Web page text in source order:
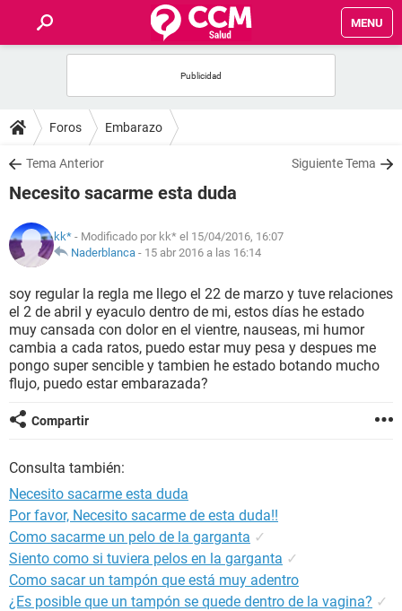
MENU
FOROS
SALUD
NUTRICIÓN
BIENESTAR
SEXUALIDAD
GLOSARIO
Foros Embarazo
Tema Anterior Siguiente Tema
Necesito sacarme esta duda
kk* - Modificado por kk* el 15/04/2016, 16:07
Naderblanca - 15 abr 2016 a las 16:14
soy regular la regla me llego el 22 de marzo y tuve relaciones
el 2 de abril y eyaculo dentro de mi, estos días he estado
muy cansada con dolor en el vientre, nauseas, mi humor
cambia a cada ratos, puedo estar muy pesa y despues me
pongo super sencible y tambien he estado botando mucho
flujo, puedo estar embarazada?
Compartir
Consulta también:
Necesito sacarme esta duda
Por favor, Necesito sacarme de esta duda!!
Como sacarme un pelo de la garganta ✓
Siento como si tuviera pelos en la garganta ✓
Como sacar un tampón que está muy adentro
¿Es posible que un tampón se quede dentro de la vagina? ✓